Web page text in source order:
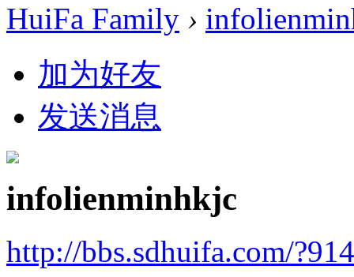
HuiFa Family ›
加为好友
发送消息
infolienminhkjc
http://bbs.sdhuifa.com/